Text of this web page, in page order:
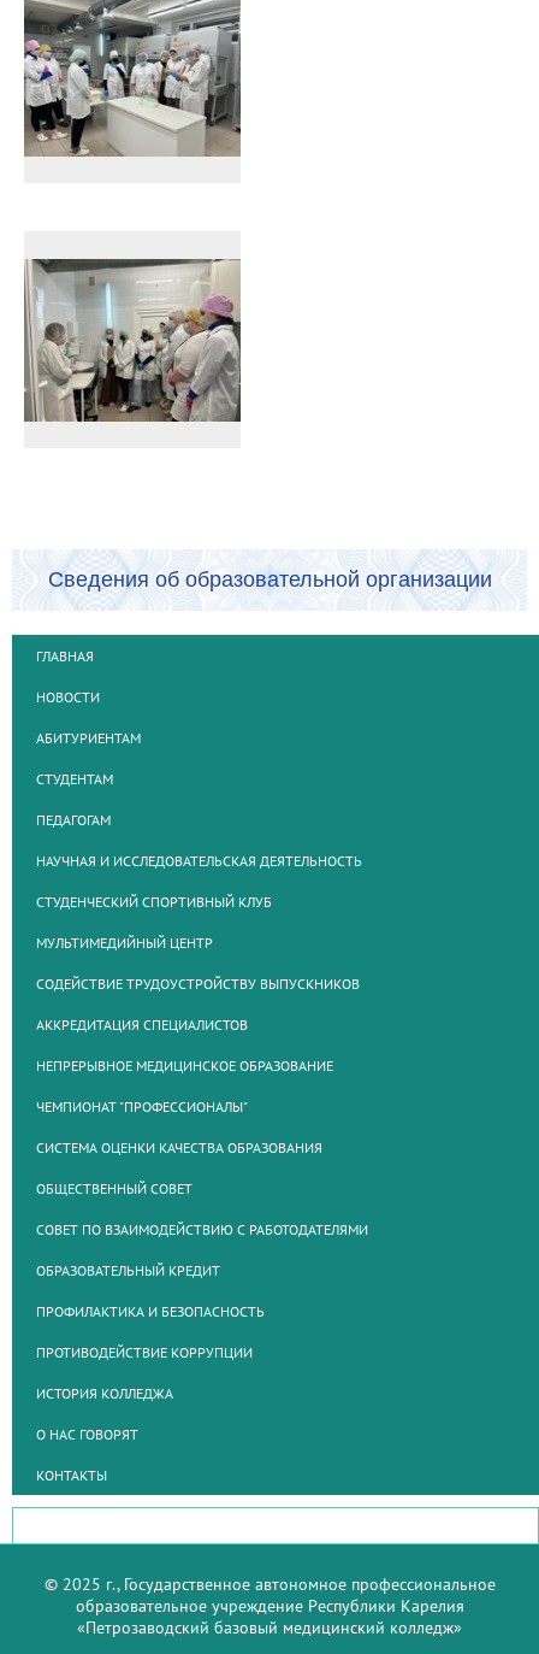
Сведения об образовательной организации
ГЛАВНАЯ
НОВОСТИ
АБИТУРИЕНТАМ
СТУДЕНТАМ
ПЕДАГОГАМ
НАУЧНАЯ И ИССЛЕДОВАТЕЛЬСКАЯ ДЕЯТЕЛЬНОСТЬ
СТУДЕНЧЕСКИЙ СПОРТИВНЫЙ КЛУБ
МУЛЬТИМЕДИЙНЫЙ ЦЕНТР
СОДЕЙСТВИЕ ТРУДОУСТРОЙСТВУ ВЫПУСКНИКОВ
АККРЕДИТАЦИЯ СПЕЦИАЛИСТОВ
НЕПРЕРЫВНОЕ МЕДИЦИНСКОЕ ОБРАЗОВАНИЕ
ЧЕМПИОНАТ "ПРОФЕССИОНАЛЫ"
СИСТЕМА ОЦЕНКИ КАЧЕСТВА ОБРАЗОВАНИЯ
ОБЩЕСТВЕННЫЙ СОВЕТ
СОВЕТ ПО ВЗАИМОДЕЙСТВИЮ С РАБОТОДАТЕЛЯМИ
ОБРАЗОВАТЕЛЬНЫЙ КРЕДИТ
ПРОФИЛАКТИКА И БЕЗОПАСНОСТЬ
ПРОТИВОДЕЙСТВИЕ КОРРУПЦИИ
ИСТОРИЯ КОЛЛЕДЖА
О НАС ГОВОРЯТ
КОНТАКТЫ
© 2025 г., Государственное автономное профессиональное
образовательное учреждение Республики Карелия
«Петрозаводский базовый медицинский колледж»